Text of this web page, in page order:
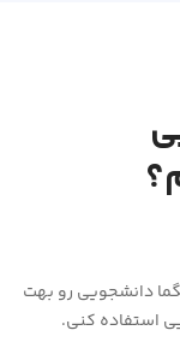
فیگما دانشجویی رو بهت